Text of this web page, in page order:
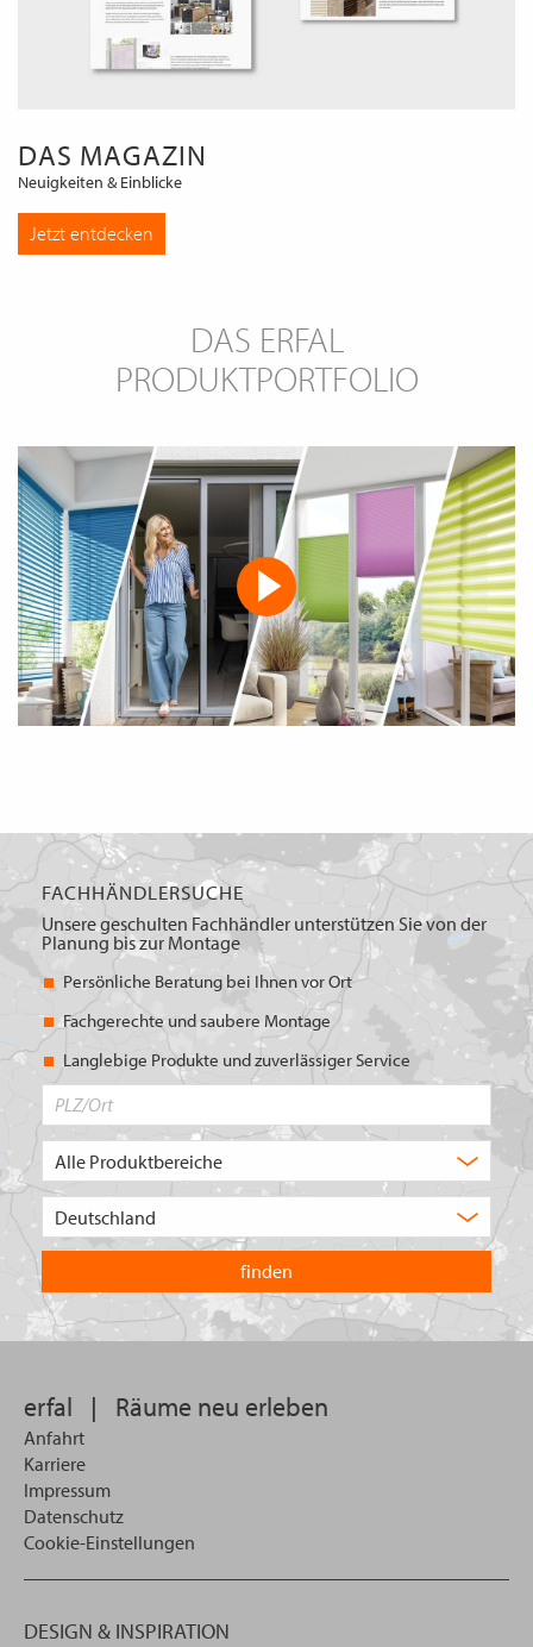
DAS MAGAZIN
Neuigkeiten & Einblicke
Jetzt entdecken
DAS ERFAL
PRODUKTPORTFOLIO
FACHHÄNDLERSUCHE
Unsere geschulten Fachhändler unterstützen Sie von der
Planung bis zur Montage
Persönliche Beratung bei Ihnen vor Ort
Fachgerechte und saubere Montage
Langlebige Produkte und zuverlässiger Service
in
welchem
Land
Sie
suchen
erfal | Räume neu erleben
Anfahrt
Karriere
Impressum
Datenschutz
Cookie-Einstellungen
DESIGN & INSPIRATION